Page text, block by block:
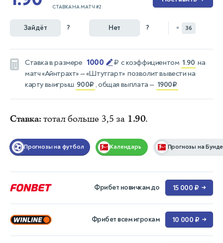
СТАВКА НА МАТЧ #2
Зайдёт ? Нет ? = 36
Ставка в размере 1000 ₽ с коэффициентом 1.90 на
матч«Айнтрахт» — «Штутгарт» позволит вывести на
карту выигрыш 900₽ , общая выплата — 1900₽
Ставка: тотал больше 3,5 за 1.90.
Прогнозы на футбол Календарь Прогнозы на
Фрибет новичкам до 15 000 ₽ →
Фрибет всем игрокам 10 000 ₽ →